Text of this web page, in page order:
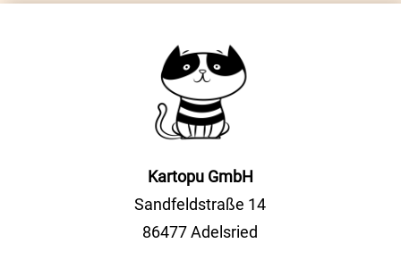
Kartopu GmbH
Sandfeldstraße 14
86477 Adelsried